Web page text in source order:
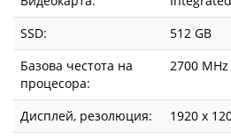
SSD:
512 GB
Базова честота на
процесора:
2700 MHz
Дисплей, резолюция:
1920 x